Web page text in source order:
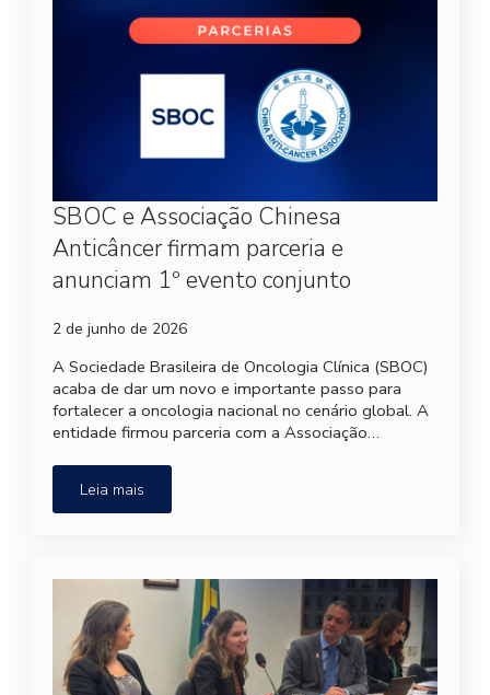
SBOC e Associação Chinesa
Anticâncer firmam parceria e
anunciam 1º evento conjunto
2 de junho de 2026
A Sociedade Brasileira de Oncologia Clínica (SBOC)
acaba de dar um novo e importante passo para
fortalecer a oncologia nacional no cenário global. A
entidade firmou parceria com a Associação…
Leia mais